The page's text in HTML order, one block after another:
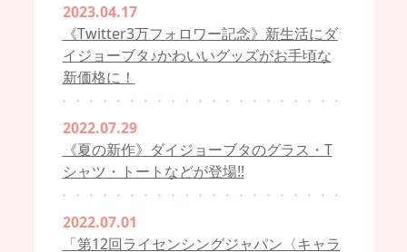
2023.04.17
《Twitter3万フォロワー記念》新生活にダ
イジョーブタ♪かわいいグッズがお手頃な
新価格に！
2022.07.29
《夏の新作》ダイジョーブタのグラス・T
シャツ・トートなどが登場!!
2022.07.01
「第12回ライセンシングジャパン〈キャラ